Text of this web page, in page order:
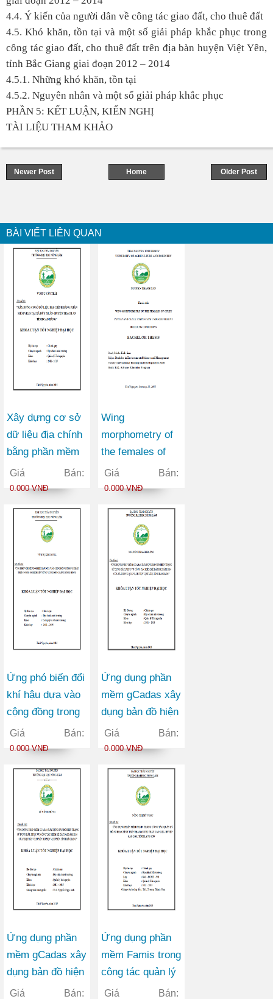
4.4. Ý kiến của người dân về công tác giao đất, cho thuê đất
4.5. Khó khăn, tồn tại và một số giải pháp khắc phục trong
công tác giao đất, cho thuê đất trên địa bàn huyện Việt Yên,
tỉnh Bắc Giang giai đoạn 2012 – 2014
4.5.1. Những khó khăn, tồn tại
4.5.2. Nguyên nhân và một số giải pháp khắc phục
PHẦN 5: KẾT LUẬN, KIẾN NGHỊ
TÀI LIỆU THAM KHẢO
Newer Post Older Post
Home
BÀI VIẾT LIÊN QUAN
Xây dựng cơ sở
dữ liệu địa chính
bằng phần mềm
VILIS tại xã Đức
Xuân huyện
Cao Bằng
Giá Bán:
0.000 VNĐ
Wing
morphometry of
the females of
culex pipiens and
culex torrentium
breeding
conditions
Giá Bán:
0.000 VNĐ
Ứng phó biến đổi
khí hậu dựa vào
cộng đồng trong
phát triển nông
nghiệp bền vững
Sông Hồng
Giá Bán:
0.000 VNĐ
Ứng dụng phần
mềm gCadas xây
dụng bản đồ hiện
trạng sử dụng
đất, phục vụ
đất đai năm 2014
của xã Phong
Quang huyện Vị
Xuyên tỉnh Hà
Giang
Giá Bán:
0.000 VNĐ
Ứng dụng phần
mềm gCadas xây
dụng bản đồ hiện
trạng sử dụng
Giá Bán:
Ứng dụng phần
mềm Famis trong
công tác quản lý
hồ sơ địa chính
Giá Bán: